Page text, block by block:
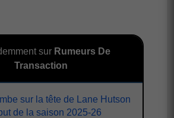
sur Rumeurs De
Transaction
sur la tête de Lane Hutson
de la saison 2025-26